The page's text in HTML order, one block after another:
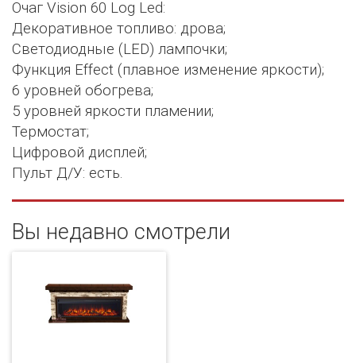
Очаг Vision 60 Log Led:
Декоративное топливо: дрова;
Светодиодные (LED) лампочки;
Функция Effect (плавное изменение яркости);
6 уровней обогрева;
5 уровней яркости пламении;
Термостат;
Цифровой дисплей;
Пульт Д/У: есть.
Вы недавно смотрели